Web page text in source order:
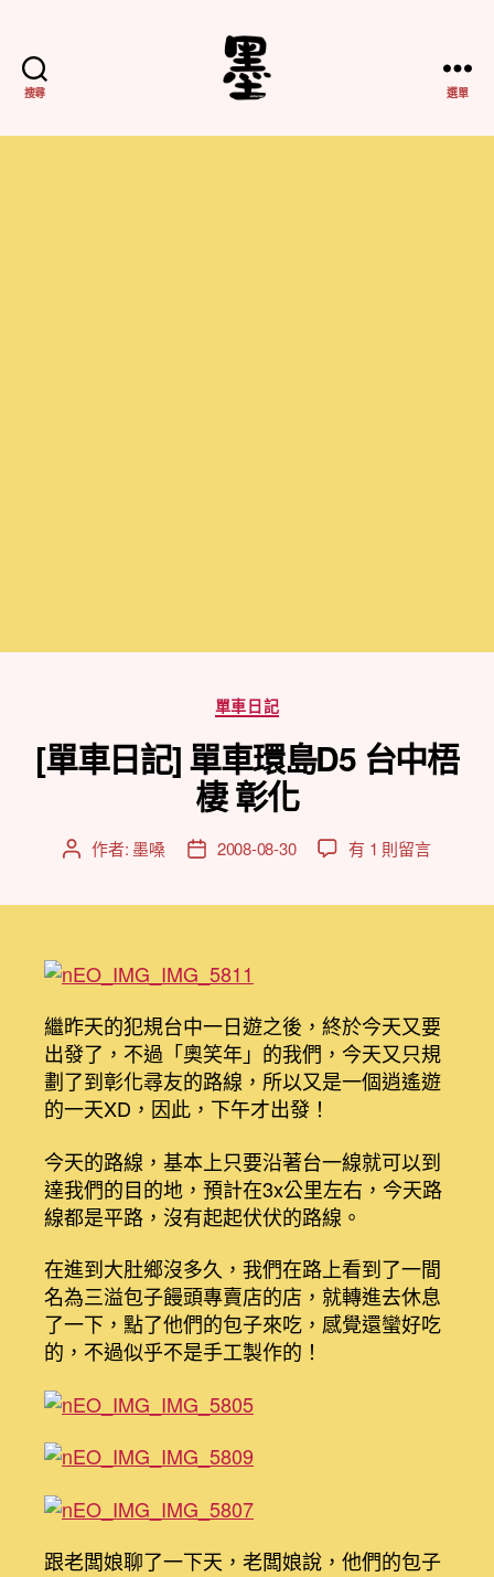
搜尋
務
選單
分
類
單車日記
[單車日記] 單車環島D5 台中梧
棲 彰化
文 作者: 墨嗓
文
期
2008-08-30
在
環
島
D5
台
棲
彰
化〉
有 1 則留言
繼昨天的犯規台中一日遊之後，終於今天又要
出發了，不過「奧笑年」的我們，今天又只規
劃了到彰化尋友的路線，所以又是一個逍遙遊
的一天XD，因此，下午才出發！
今天的路線，基本上只要沿著台一線就可以到
達我們的目的地，預計在3x公里左右，今天路
線都是平路，沒有起起伏伏的路線。
在進到大肚鄉沒多久，我們在路上看到了一間
名為三溢包子饅頭專賣店的店，就轉進去休息
了一下，點了他們的包子來吃，感覺還蠻好吃
的，不過似乎不是手工製作的！
跟老闆娘聊了一下天，老闆娘說，他們的包子